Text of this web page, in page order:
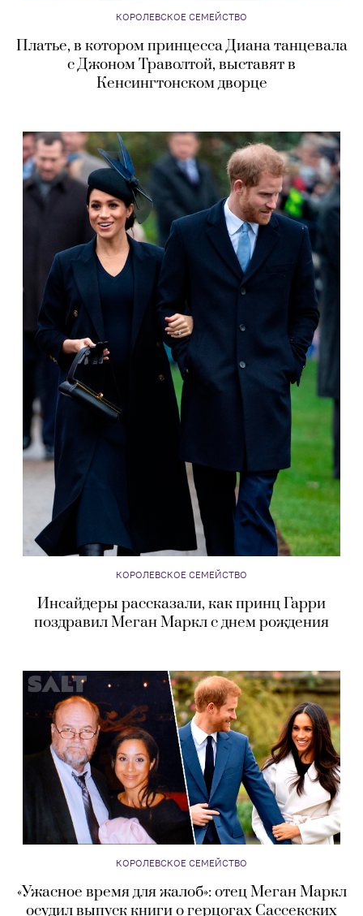
КОРОЛЕВСКОЕ СЕМЕЙСТВО
Платье, в котором принцесса Диана танцевала
с Джоном Траволтой, выставят в
Кенсингтонском дворце
КОРОЛЕВСКОЕ СЕМЕЙСТВО
Инсайдеры рассказали, как принц Гарри
поздравил Меган Маркл с днем рождения
КОРОЛЕВСКОЕ СЕМЕЙСТВО
«Ужасное время для жалоб»: отец Меган Маркл
осудил выпуск книги о герцогах Сассекских